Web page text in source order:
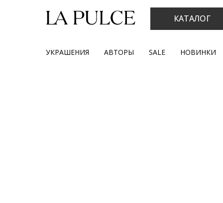
КАТАЛОГ
УКРАШЕНИЯ АВТОРЫ SALE НОВИНКИ